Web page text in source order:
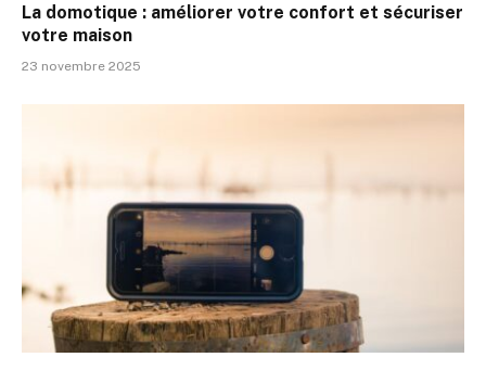
La domotique : améliorer votre confort et sécuriser
votre maison
23 novembre 2025